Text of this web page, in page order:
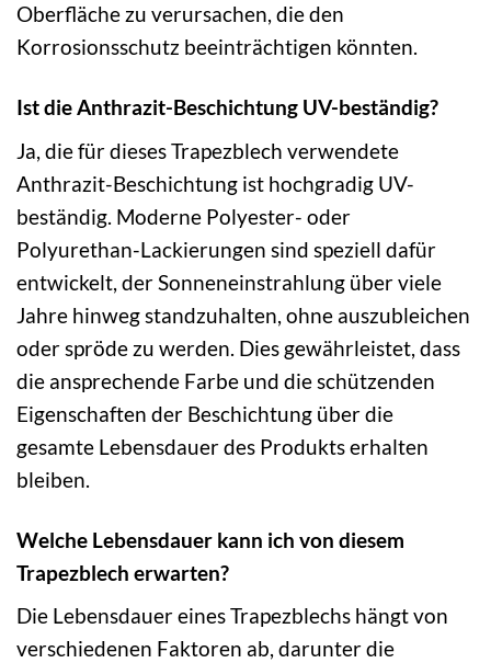
Oberfläche zu verursachen, die den
Korrosionsschutz beeinträchtigen könnten.
Ist die Anthrazit-Beschichtung UV-beständig?
Ja, die für dieses Trapezblech verwendete
Anthrazit-Beschichtung ist hochgradig UV-
beständig. Moderne Polyester- oder
Polyurethan-Lackierungen sind speziell dafür
entwickelt, der Sonneneinstrahlung über viele
Jahre hinweg standzuhalten, ohne auszubleichen
oder spröde zu werden. Dies gewährleistet, dass
die ansprechende Farbe und die schützenden
Eigenschaften der Beschichtung über die
gesamte Lebensdauer des Produkts erhalten
bleiben.
Welche Lebensdauer kann ich von diesem
Trapezblech erwarten?
Die Lebensdauer eines Trapezblechs hängt von
verschiedenen Faktoren ab, darunter die